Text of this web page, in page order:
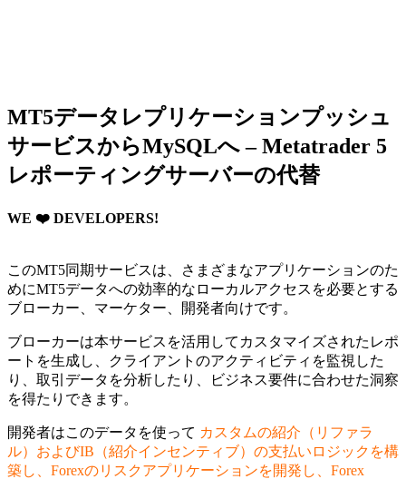
MT5データレプリケーションプッシュ
サービスからMySQLへ – Metatrader 5
レポーティングサーバーの代替
WE ❤️ DEVELOPERS!
このMT5同期サービスは、さまざまなアプリケーションのた
めにMT5データへの効率的なローカルアクセスを必要とする
ブローカー、マーケター、開発者向けです。
ブローカーは本サービスを活用してカスタマイズされたレポ
ートを生成し、クライアントのアクティビティを監視した
り、取引データを分析したり、ビジネス要件に合わせた洞察
を得たりできます。
開発者はこのデータを使って カスタムの紹介（リファラ
ル）およびIB（紹介インセンティブ）の支払いロジックを構
築し、Forexのリスクアプリケーションを開発し、Forex